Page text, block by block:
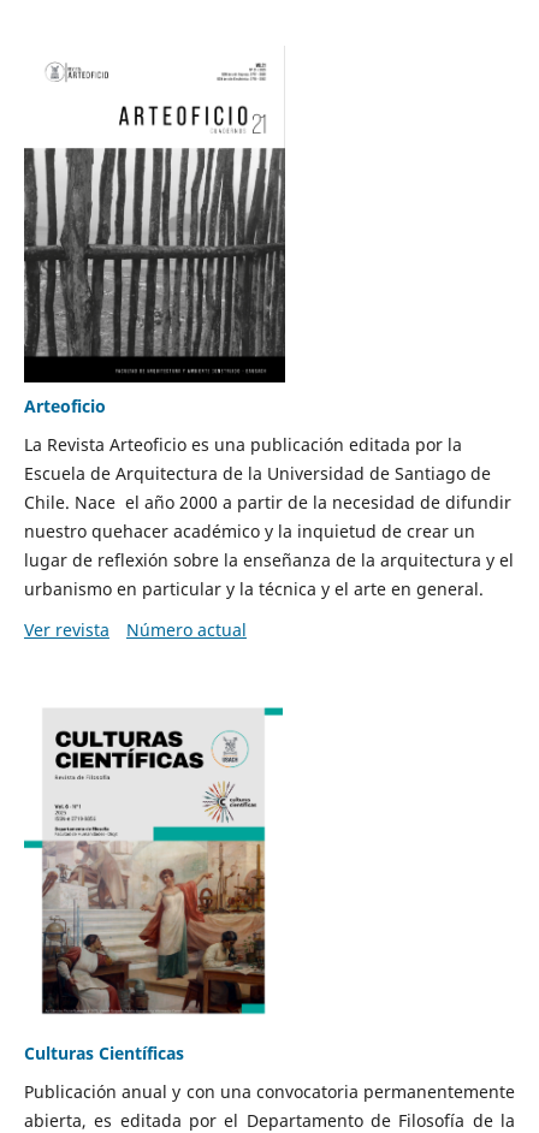
Arteoficio
La Revista Arteoficio es una publicación editada por la
Escuela de Arquitectura de la Universidad de Santiago de
Chile. Nace el año 2000 a partir de la necesidad de difundir
nuestro quehacer académico y la inquietud de crear un
lugar de reflexión sobre la enseñanza de la arquitectura y el
urbanismo en particular y la técnica y el arte en general.
Ver revista
Número actual
Culturas Científicas
Publicación anual y con una convocatoria permanentemente
abierta, es editada por el Departamento de Filosofía de la